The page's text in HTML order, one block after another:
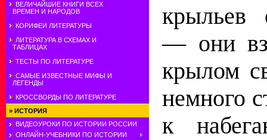
ВЕЛИЧАЙШИЕ КНИГИ ВСЕХ
ВРЕМЕН И НАРОДОВ
КОРИФЕИ ЛИТЕРАТУРЫ
ЛИТЕРАТУРА В СХЕМАХ И
ТАБЛИЦАХ
ТЕСТЫ ПО ЛИТЕРАТУРЕ
САМЫЕ ИЗВЕСТНЫЕ МИФЫ И
ЛЕГЕНДЫ
КРОССВОРДЫ ПО ЛИТЕРАТУРЕ
» ИСТОРИЯ
ВИДЕОУРОКИ ПО ИСТОРИИ РОССИИ
ОНЛАЙН-УЧЕБНИКИ ПО ИСТОРИИ
— они
крылом
немного
к